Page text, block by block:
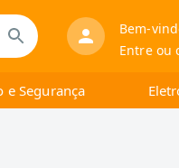
Bem-
Entre ou
e Segurança